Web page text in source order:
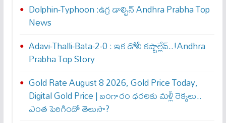
Dolphin-Typhoon :ఉగ్ర డాల్ఫిన్ Andhra Prabha Top
News
Adavi-Thalli-Bata-2-0 : ఇక డోలీ క‌ష్టాల్లేవ్..!Andhra
Prabha Top Story
Gold Rate August 8 2026, Gold Price Today,
Digital Gold Price | బంగారం ధరలకు మళ్లీ రెక్కలు..
ఎంత పెరిగిందో తెలుసా?